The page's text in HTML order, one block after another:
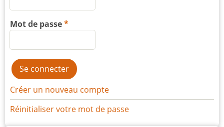
Mot de passe
Créer un nouveau compte
Réinitialiser votre mot de passe